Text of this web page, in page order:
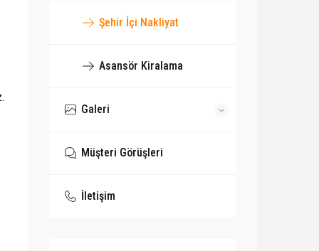
Şehir İçi Nakliyat
Asansör Kiralama
Galeri
Müşteri Görüşleri
İletişim